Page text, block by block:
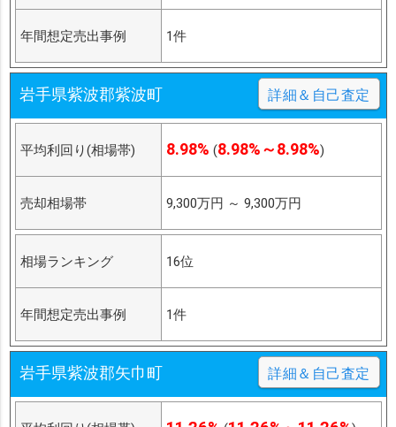
年間想定売出事例 1件
岩手県紫波郡紫波町 詳細＆自己査定
平均利回り(相場帯) 8.98% (8.98%～8.98%)
売却相場帯 9,300万円 ～ 9,300万円
相場ランキング 16位
年間想定売出事例 1件
岩手県紫波郡矢巾町 詳細＆自己査定